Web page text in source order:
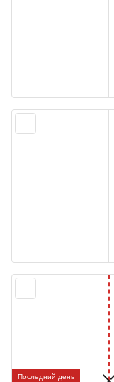
Последний день